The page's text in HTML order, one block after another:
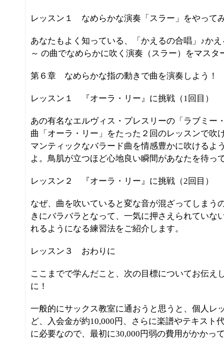
レッスン１ なめらかな演奏「スラー」をやって
あなたもよく知っている、「かえるの合唱」♪か
～ の曲でなめらかに吹く演奏（スラー）をマスタ
第６章 なめらかな指の動きで曲を演奏しよう！
レッスン１ 『オーラ・リー』に挑戦（1回目）
あの有名なエルヴィス・プレスリーの「ラブミー
曲「オーラ・リー」をたった２回のレッスンで吹
マンティックなバラード曲を情感豊かに吹けるよ
よ。鳥肌が立つほど心地良い瞬間があなたを待っ
レッスン２ 『オーラ・リー』に挑戦（2回目）
なぜ、曲を吹いていると変な音が混ざってしまう
きにバラバラとなって、一気に押さえられていな
れるようになる練習法をご紹介します。
レッスン３ おわりに
ここまでで学んだこと、次の目標についてお伝え
に！
一般的にサックス教室に通おうと思うと、個人レ
ど、入会金が約10,000円、さらに楽譜やテキスト
に必要なので、最初に30,000円弱の費用がかかっ